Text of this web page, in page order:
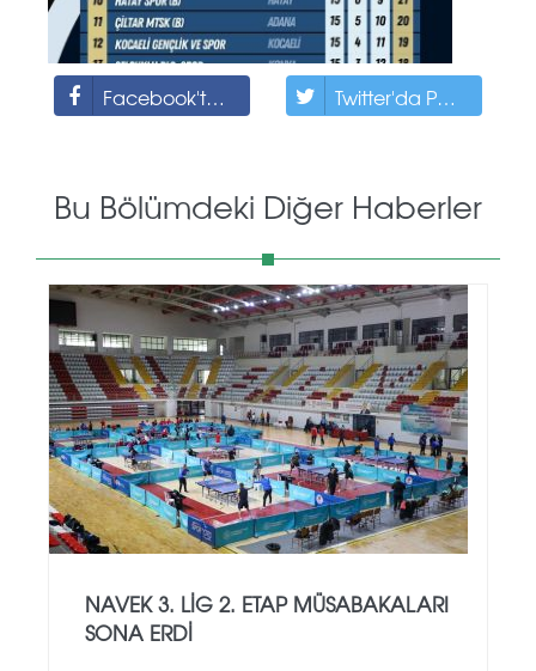
Facebook'ta Paylaş Twitter'da Paylaş
Bu Bölümdeki Diğer Haberler
NAVEK 3. LIG 2. ETAP MÜSABAKALARI
SONA ERDI